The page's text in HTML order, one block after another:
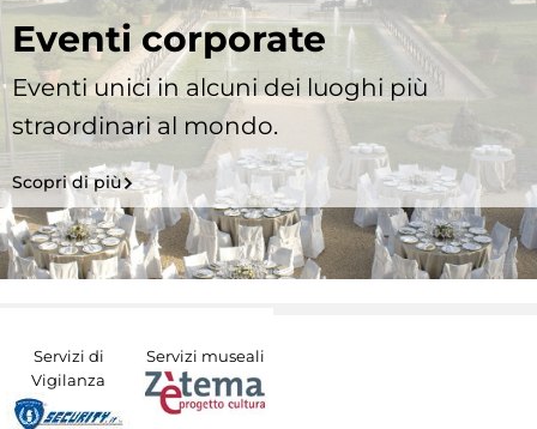
Eventi corporate
Eventi unici in alcuni dei luoghi più
straordinari al mondo.
Scopri di più
Servizi di
Vigilanza
Servizi museali